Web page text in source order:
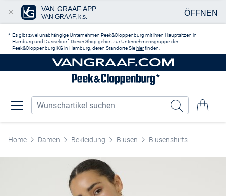
Es gibt zwei unabhängige Unternehmen Peek&Cloppenburg mit ihren Hauptsitzen in
Hamburg und Düsseldorf. Dieser Shop gehört zur Unternehmensgruppe der
Peek&Cloppenburg KG in Hamburg, deren Standorte Sie hierfinden.
Home Damen Bekleidung Blusen Blusenshirts
VAN GRAAF APP
VAN GRAAF, k.s. ÖFFNEN